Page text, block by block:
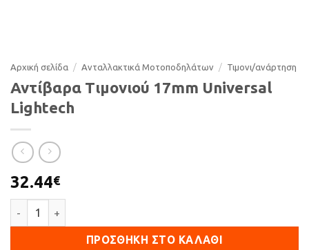
Αρχική σελίδα / Ανταλλακτικά Μοτοποδηλάτων / Τιµονι/ανάρτηση
Αντίβαρα Τιμονιού 17mm Universal
Lightech
32.44€
ΠΡΟΣΘΉΚΗ ΣΤΟ ΚΑΛΆΘΙ